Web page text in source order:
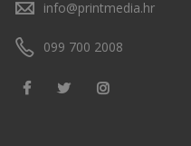
info@printmedia.hr
099 700 2008